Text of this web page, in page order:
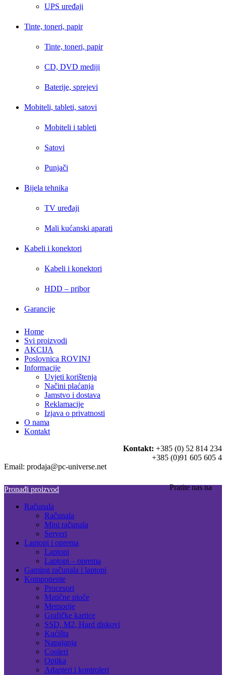
UPS uređaji
Tinte, toneri, papir
Tinte, toneri, papir
CD, DVD mediji
Baterije, sprejevi
Mobiteli, tableti, satovi
Mobiteli i tableti
Satovi
Punjači
Bijela tehnika
TV uređaji
Mali kućanski aparati
Kabeli i konektori
Kabeli i konektori
HDD – pribor
Garancije
Home
Svi proizvodi
AKCIJA
Poslovnica ROVINJ
Informacije
Uvjeti korištenja
Načini plaćanja
Jamstvo i dostava
Reklamacije
Izjava o privatnosti
O nama
Kontakt
Kontakt: +385 (0) 52 814 234
+385 (0)91 605 605 4
Email: prodaja@pc-universe.net
Pratite nas na
Pronađi proizvod
Računala
Računala
Mini računala
Serveri
Laptopi i oprema
Laptopi
Laptopi – oprema
Gaming računala i laptopi
Komponente
Procesori
Matične ploče
Memorije
Grafičke kartice
SSD, M2, Hard diskovi
Kućišta
Napajanja
Cooleri
Optika
Adapteri i kontroleri